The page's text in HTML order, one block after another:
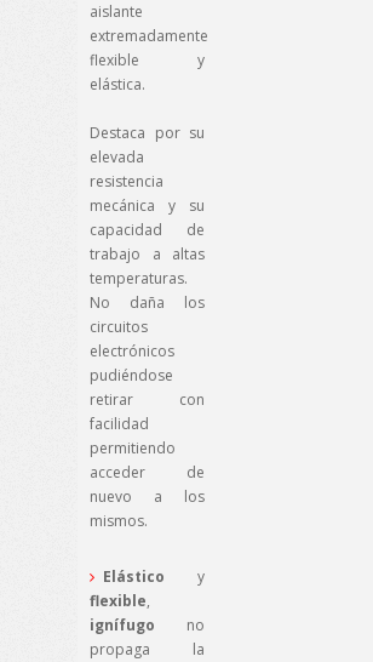
aislante
extremadamente
flexible y
elástica.
Destaca por su
elevada
resistencia
mecánica y su
capacidad de
trabajo a altas
temperaturas.
No daña los
circuitos
electrónicos
pudiéndose
retirar con
facilidad
permitiendo
acceder de
nuevo a los
mismos.
Elástico y
flexible,
ignífugo no
propaga la